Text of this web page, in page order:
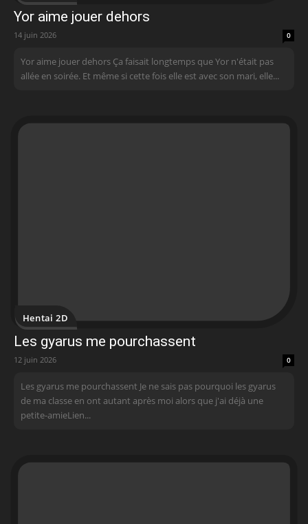
Yor aime jouer dehors
14 juin 2026 0
Yor aime jouer dehors Ça faisait longtemps que Yor n'était pas
allée en soirée. Et même si cette fois elle est avec son mari, elle...
Hentai 2D
Les gyarus me pourchassent
12 juin 2026 0
Les gyarus me pourchassent Je ne sais pas pourquoi les gyarus
de ma classe en ont autant après moi alors que j'ai déjà une
petite-amieLien...